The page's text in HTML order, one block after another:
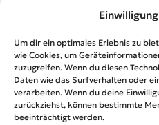
Um dir ein optimales Erlebnis zu
wie Cookies, um
zuzugreifen. Wenn du diesen
Daten wie das Surfverhalten oder
verarbeiten. Wenn du deine
zurückziehst, können bestimmte
beeinträchtigt werden.